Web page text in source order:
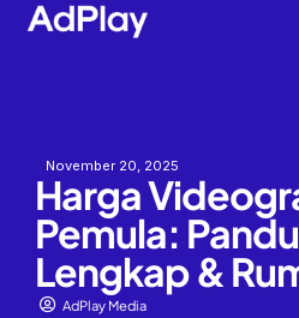
November 20, 2025
Harga
Pemula:
Lengkap &
AdPlay Media